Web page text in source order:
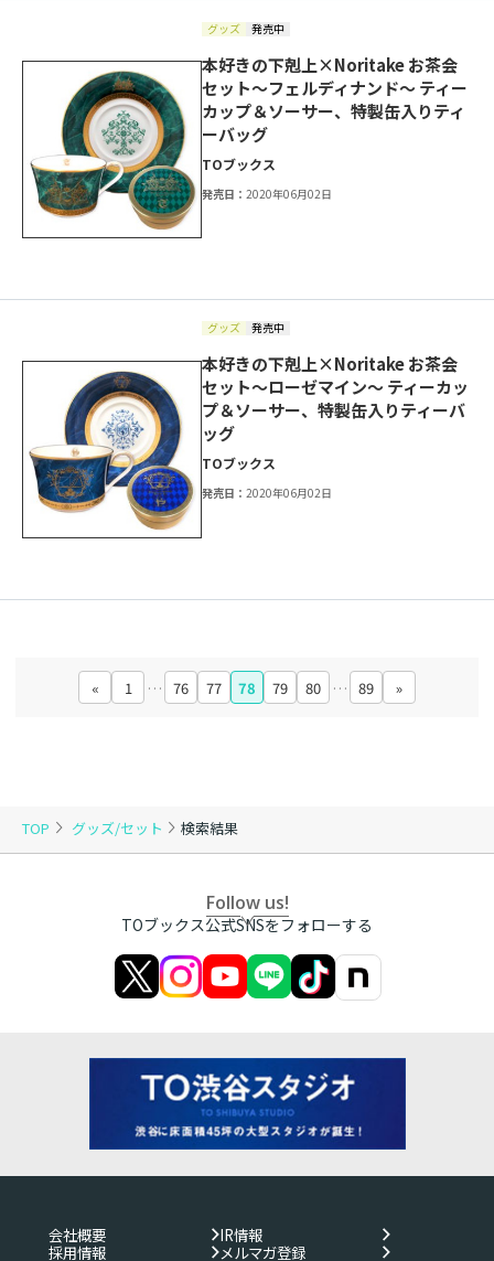
TOP グッズ/セット 検索結果
グッズ 発売中
本好きの下剋上×Noritake お茶会
セット～フェルディナンド～ ティー
カップ＆ソーサー、特製缶入りティ
ーバッグ
TOブックス
発売日：2020年06月02日
グッズ 発売中
本好きの下剋上×Noritake お茶会
セット～ローゼマイン～ ティーカッ
プ＆ソーサー、特製缶入りティーバ
ッグ
TOブックス
発売日：2020年06月02日
« 1 … 76 77 78 79 80 … 89 »
Follow us!
TOブックス公式SNSをフォローする
会社概要
IR情報
採用情報
メルマガ登録